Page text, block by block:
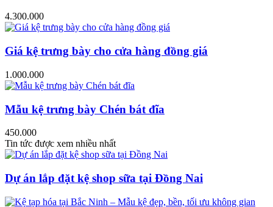
4.300.000
Giá kệ trưng bày cho cửa hàng đồng giá
1.000.000
Mẫu kệ trưng bày Chén bát đĩa
450.000
Tin tức được xem nhiều nhất
Dự án lắp đặt kệ shop sữa tại Đồng Nai